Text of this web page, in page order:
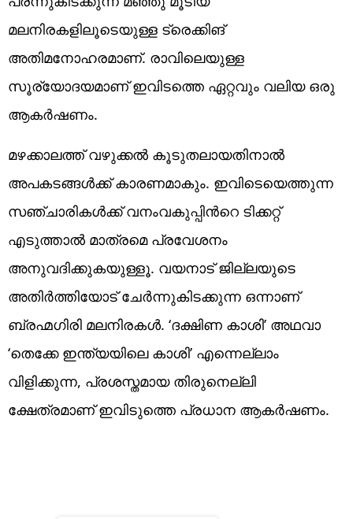
മലനിരകളിലൂടെയുള്ള ട്രെക്കിങ്
അതിമനോഹരമാണ്. രാവിലെയുള്ള
സൂര്യോദയമാണ് ഇവിടത്തെ ഏറ്റവും വലിയ ഒരു
ആകർഷണം.
മഴക്കാലത്ത് വഴുക്കൽ കൂടുതലായതിനാൽ
അപകടങ്ങൾക്ക് കാരണമാകും. ഇവിടെയെത്തുന്ന
സഞ്ചാരികൾക്ക് വനംവകുപ്പിൻറെ ടിക്കറ്റ്
എടുത്താൽ മാത്രമെ പ്രവേശനം
അനുവദിക്കുകയുള്ളൂ. വയനാട് ജില്ലയുടെ
അതിർത്തിയോട് ചേർന്നുകിടക്കുന്ന ഒന്നാണ്
ബ്രഹ്മഗിരി മലനിരകൾ. ‘ദക്ഷിണ കാശി’ അഥവാ
‘തെക്കേ ഇന്ത്യയിലെ കാശി’ എന്നെല്ലാം
വിളിക്കുന്ന, പ്രശസ്തമായ തിരുനെല്ലി
ക്ഷേത്രമാണ് ഇവിടുത്തെ പ്രധാന ആകർഷണം.